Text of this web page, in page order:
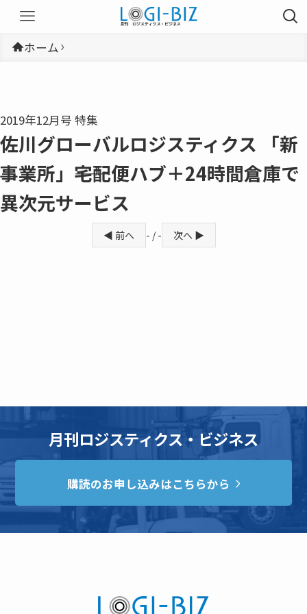
ホーム
2019年12月号 特集
佐川グローバルロジスティクス 「新
事業所」――宅配便ハブ＋24時間倉庫で
異次元サービス
◀ 前へ - / - 次へ ▶
月刊ロジスティクス・ビジネス
購読のお申し込みはこちらから